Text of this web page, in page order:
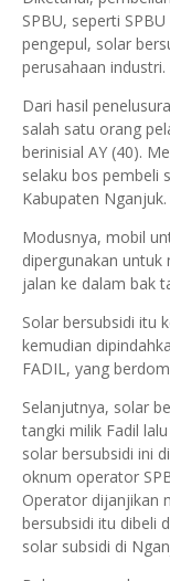
SPBU, seperti
pengepul, solar
perusahaan industri.
Dari hasil
salah satu orang
berinisial AY (40).
selaku bos pembeli
Kabupaten Nganjuk.
Modusnya, mobil
dipergunakan untuk
jalan ke dalam bak
Solar bersubsidi itu
kemudian
FADIL, yang
Selanjutnya, solar
tangki milik Fadil
solar bersubsidi ini
oknum operator
Operator dijanjikan
bersubsidi itu dibeli
solar subsidi di